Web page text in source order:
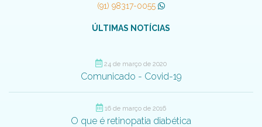
(91) 98317-0055
ÚLTIMAS NOTÍCIAS
24 de março de 2020
Comunicado - Covid-19
16 de março de 2016
O que é retinopatia diabética